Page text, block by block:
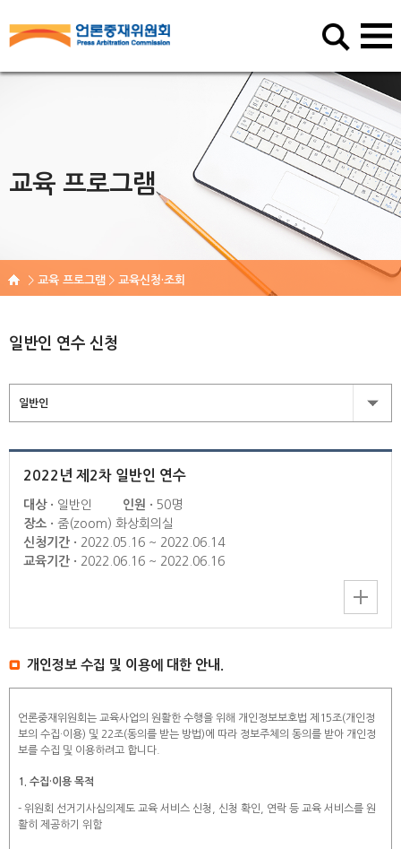
교육 프로그램
교육 프로그램 교육신청·조회
일반인 연수 신청
일반인
2022년 제2차 일반인 연수
대상 일반인 인원
50명
장소
줌(zoom) 화상회의실
신청기간
2022.05.16 ~ 2022.06.14
교육기간
2022.06.16 ~ 2022.06.16
개인정보 수집 및 이용에 대한 안내.
언론중재위원회는 교육사업의 원활한 수행을 위해 개인정보보호법 제15조(개인정
보의 수집·이용) 및 22조(동의를 받는 방법)에 따라 정보주체의 동의를 받아 개인정
보를 수집 및 이용하려고 합니다.
1. 수집·이용 목적
- 위원회 선거기사심의제도 교육 서비스 신청, 신청 확인, 연락 등 교육 서비스를 원
활히 제공하기 위함